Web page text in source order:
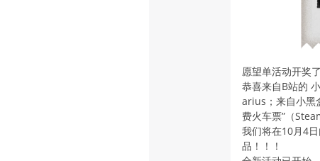
愿望单活动开奖了
恭喜来自B站的
arius；来自小黑
费火车票”（
我们将在10月4
品！！！